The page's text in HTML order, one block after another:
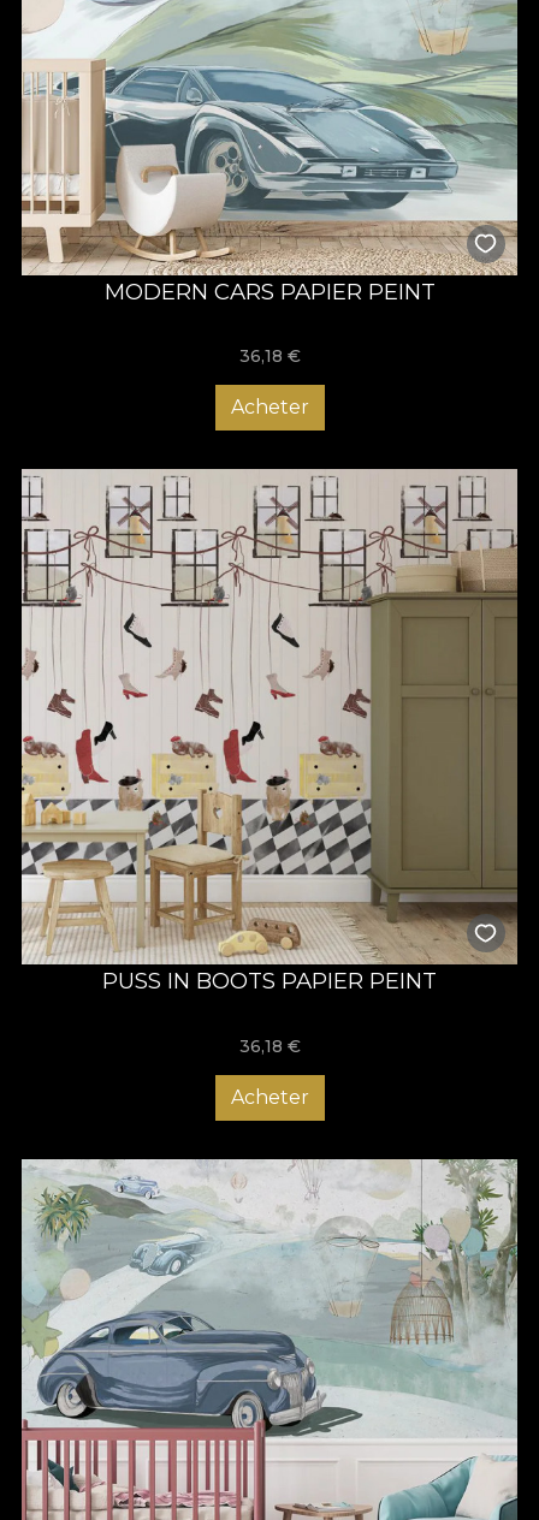
MODERN CARS PAPIER PEINT
36,18 €
Acheter
PUSS IN BOOTS PAPIER PEINT
36,18 €
Acheter